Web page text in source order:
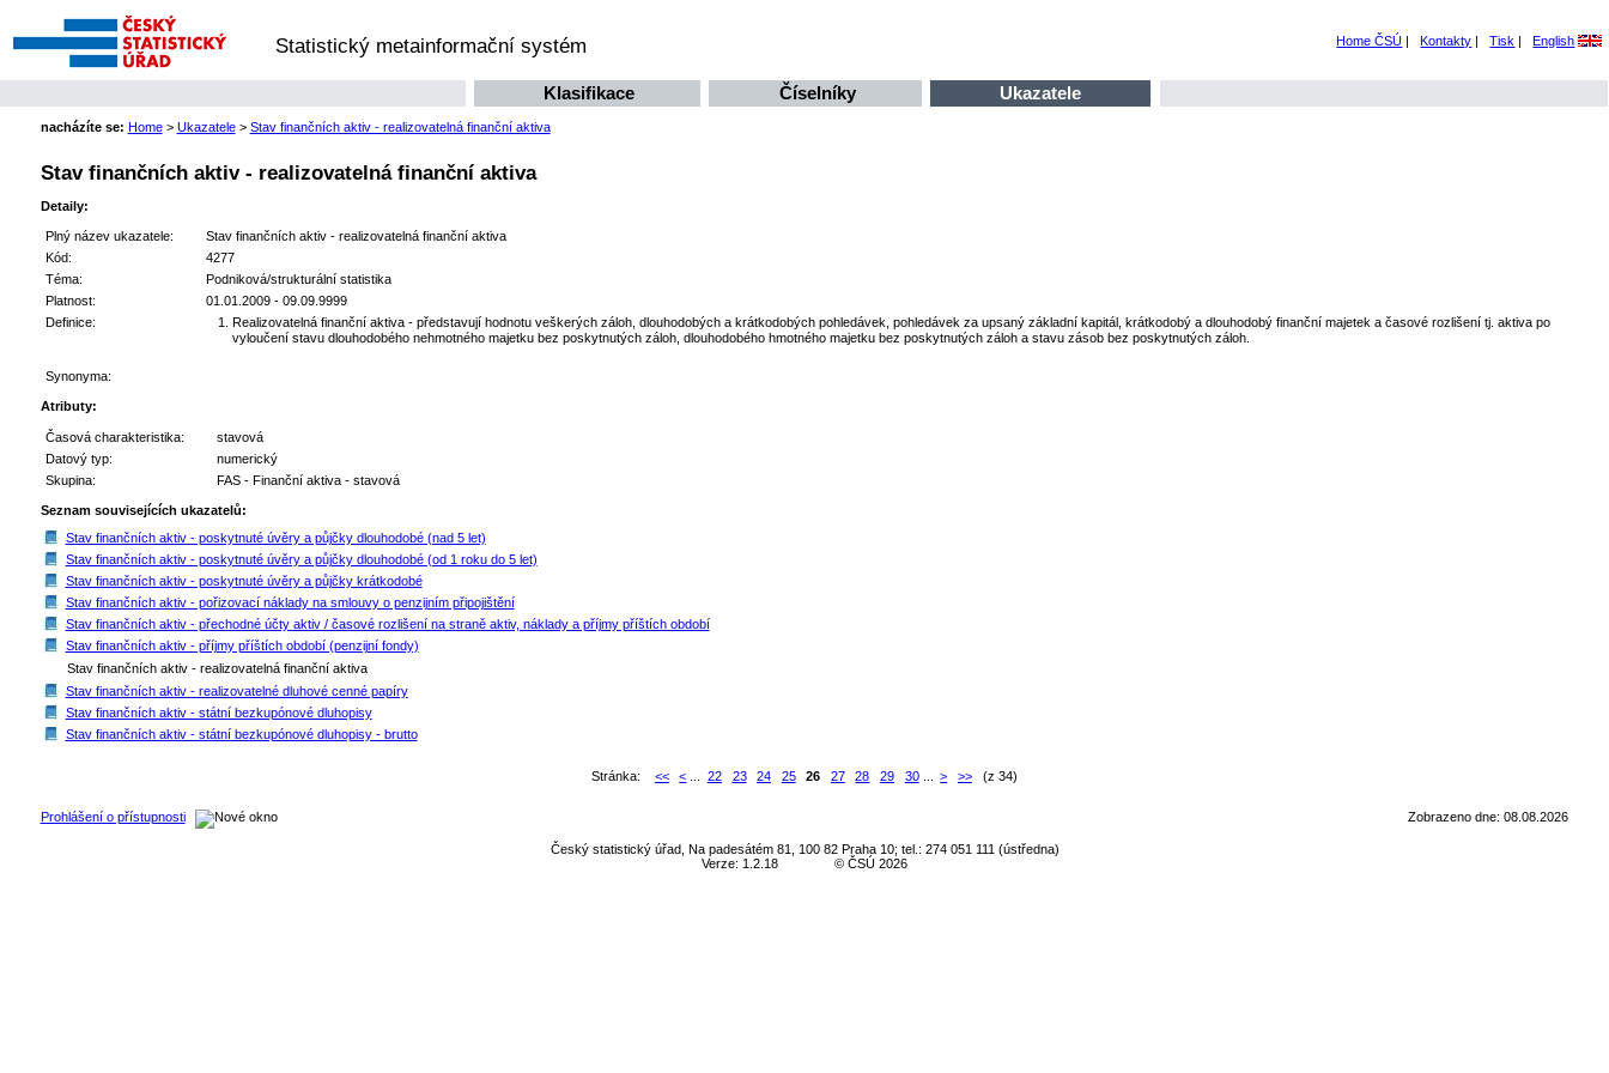
Statistický metainformační systém Home ČSÚ | Kontakty | Tisk | English
Klasifikace Číselníky Ukazatele
nacházíte se: Home> Ukazatele > Stav finančních aktiv - realizovatelná finanční aktiva
Stav finančních aktiv - realizovatelná finanční aktiva
Detaily:
Plný název ukazatele:
Stav finančních aktiv - realizovatelná finanční aktiva
Kód:
4277
Téma:
Podniková/strukturální statistika
Platnost:
01.01.2009 - 09.09.9999
Definice:
Realizovatelná finanční aktiva - představují hodnotu veškerých záloh, dlouhodobých a krátkodobých pohledávek, pohledávek za upsaný základní kapitál, krátkodobý a dlouhodobý finanční majetek a časové rozlišení tj. aktiva po
vyloučení stavu dlouhodobého nehmotného majetku bez poskytnutých záloh, dlouhodobého hmotného majetku bez poskytnutých záloh a stavu zásob bez poskytnutých záloh.
Synonyma:
Atributy:
Časová charakteristika:
stavová
Datový typ:
numerický
Skupina:
FAS - Finanční aktiva - stavová
Seznam souvisejících ukazatelů:
Stav finančních aktiv - poskytnuté úvěry a půjčky dlouhodobé (nad 5 let)
Stav finančních aktiv - poskytnuté úvěry a půjčky dlouhodobé (od 1 roku do 5 let)
Stav finančních aktiv - poskytnuté úvěry a půjčky krátkodobé
Stav finančních aktiv - pořizovací náklady na smlouvy o penzijním připojištění
Stav finančních aktiv - přechodné účty aktiv / časové rozlišení na straně aktiv, náklady a příjmy příštích období
Stav finančních aktiv - příjmy příštích období (penzijní fondy)
Stav finančních aktiv - realizovatelná finanční aktiva
Stav finančních aktiv - realizovatelné dluhové cenné papíry
Stav finančních aktiv - státní bezkupónové dluhopisy
Stav finančních aktiv - státní bezkupónové dluhopisy - brutto
Stránka: << < 22 23 24 25 26 27 28 29 30... > >>(z 34)
Prohlášení o přístupnosti Zobrazeno dne: 08.08.2026
Český statistický úřad, Na padesátém 81, 100 82 Praha 10; tel.: 274 051 111 (ústředna)
Verze: 1.2.18
© ČSÚ 2026